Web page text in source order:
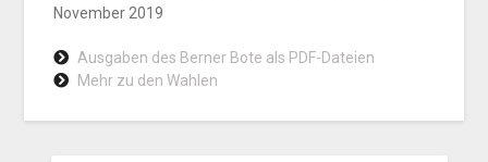
November 2019
Ausgaben des Berner Bote als PDF-Dateien
Mehr zu den Wahlen